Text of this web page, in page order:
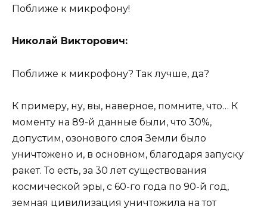
Поближе к микрофону!
Николай Викторович:
Поближе к микрофону? Так лучше, да?
К примеру, ну, вы, наверное, помните, что… К
моменту на 89-й данные были, что 30%,
допустим, озонового слоя Земли было
уничтожено и, в основном, благодаря запуску
ракет. То есть, за 30 лет существования
космической эры, с 60-го года по 90-й год,
земная цивилизация уничтожила на тот